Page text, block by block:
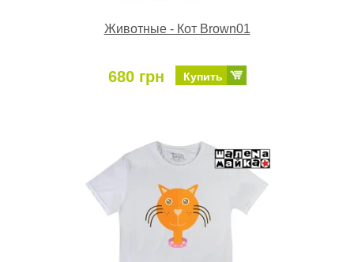
Животные - Кот Brown01
680 грн Купить